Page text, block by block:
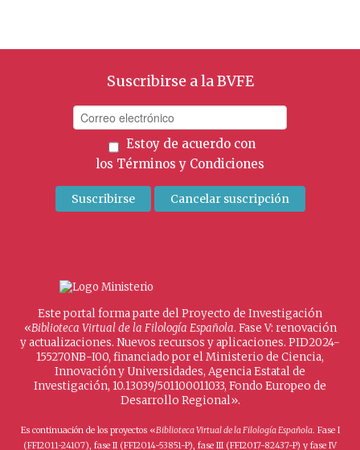
Suscribirse a la BVFE
Estoy de acuerdo con
los Términos y Condiciones
Este portal forma parte del Proyecto de Investigación
«Biblioteca Virtual de la Filología Española. Fase V: renovación
y actualizaciones. Nuevos recursos y aplicaciones. PID2024-
155270NB-I00, financiado por el Ministerio de Ciencia,
Innovación y Universidades, Agencia Estatal de
Investigación, 10.13039/501100011033, Fondo Europeo de
Desarrollo Regional».
Es continuación de los proyectos «Biblioteca Virtual de la Filología Española. Fase I
(FFI2011-24107), fase II (FFI2014-53851-P), fase III (FFI2017-82437-P) y fase IV